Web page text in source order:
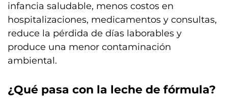
infancia saludable, menos costos en
hospitalizaciones, medicamentos y consultas,
reduce la pérdida de días laborables y
produce una menor contaminación
ambiental.
¿Qué pasa con la leche de fórmula?